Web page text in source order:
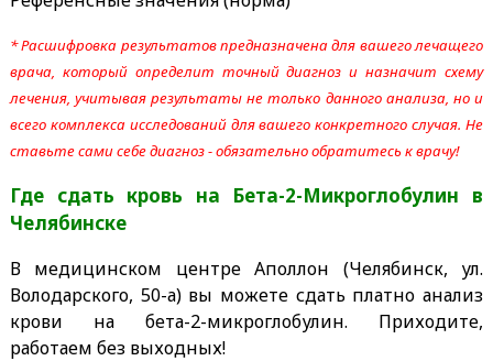
* Расшифровка результатов предназначена для вашего лечащего
врача, который определит точный диагноз и назначит схему
лечения, учитывая результаты не только данного анализа, но и
всего комплекса исследований для вашего конкретного случая. Не
ставьте сами себе диагноз - обязательно обратитесь к врачу!
Где сдать кровь на Бета-2-Микроглобулин в
Челябинске
В медицинском центре Аполлон (Челябинск, ул.
Володарского, 50-а) вы можете сдать платно анализ
крови на бета-2-микроглобулин. Приходите,
работаем без выходных!